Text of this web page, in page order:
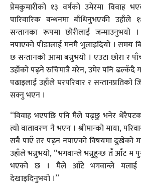
प्रेमकुमारीको १३ वर्षको उमेरमा विवाह
पारिवारिक बन्धनमा बाँधिनुभएकी उहाँले
सन्तानका रूपमा छोरीलाई जन्माउनुभयो
नपाएको पीडालाई मनमै भुलाइदियो । समय
छ सन्तानको आमा बन्नुभयो । एउटा छोरा र
उहाँको पढ्ने रुचिमात्रै मरेन, उमेर पनि ढल्कँदै
पढाइलाई उहाँले घरपरिवार र सन्तानप्रतिको
सक्नु भएन ।
“विवाह भएपछि पनि मैले पढ्छु भनेर
त्यो वातावरण नै भएन । श्रीमान्को माया,
सबै पाएँ तर पढ्न नपाएको विषयमा दुखेको
उहाँले भन्नुभयो, “भगवान्ले भन्नुहुन्छ तँ आँट म
भएको छ । मैले आँटे भगवान्ले मलाई
देखाइदिनुभयो ।”